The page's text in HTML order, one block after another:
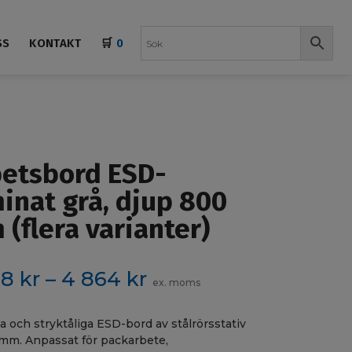
KONTAKT 🛒 0
ESD-
grå, djup 800
(flera varianter)
kr – 4 864 krPrisintervall:
678 kr
ex. moms
och stryktåliga ESD-bord av stålrörsstativ
Anpassat för packarbete,